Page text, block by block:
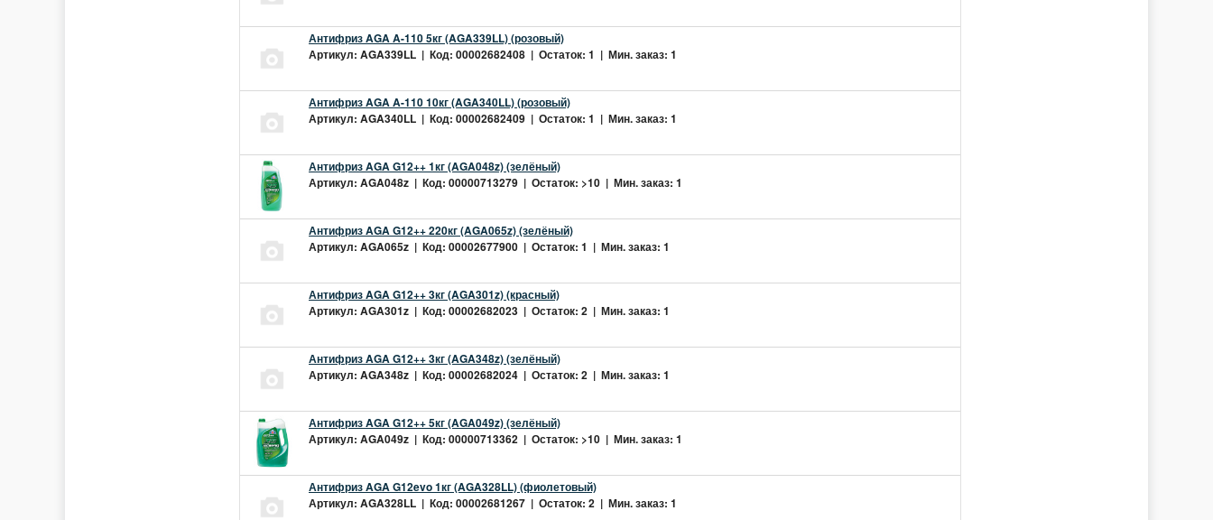
Антифриз AGA A-110 5кг (AGA339LL) (розовый)
Артикул: AGA339LL | Код: 00002682408 | Остаток: 1 | Мин. заказ: 1
Антифриз AGA A-110 10кг (AGA340LL) (розовый)
Артикул: AGA340LL | Код: 00002682409 | Остаток: 1 | Мин. заказ: 1
Антифриз AGA G12++ 1кг (AGA048z) (зелёный)
Артикул: AGA048z | Код: 00000713279 | Остаток: >10 | Мин. заказ: 1
Антифриз AGA G12++ 220кг (AGA065z) (зелёный)
Артикул: AGA065z | Код: 00002677900 | Остаток: 1 | Мин. заказ: 1
Антифриз AGA G12++ 3кг (AGA301z) (красный)
Артикул: AGA301z | Код: 00002682023 | Остаток: 2 | Мин. заказ: 1
Антифриз AGA G12++ 3кг (AGA348z) (зелёный)
Артикул: AGA348z | Код: 00002682024 | Остаток: 2 | Мин. заказ: 1
Антифриз AGA G12++ 5кг (AGA049z) (зелёный)
Артикул: AGA049z | Код: 00000713362 | Остаток: >10 | Мин. заказ: 1
Антифриз AGA G12evo 1кг (AGA328LL) (фиолетовый)
Артикул: AGA328LL | Код: 00002681267 | Остаток: 2 | Мин. заказ: 1